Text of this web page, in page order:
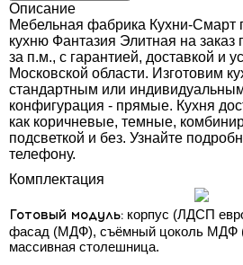
Описание
Мебельная фабрика Кухни-Смарт
кухню Фантазия Элитная на заказ
за п.м., с гарантией, доставкой и
Московской области. Изготовим
стандартным или
конфигурация - прямые. Кухня
как коричневые, темные,
подсветкой и без. Узнайте
телефону.
Комплектация
Готовый модуль: корпус (ЛДСП
фасад (МДФ), съёмный цоколь МДФ
массивная столешница.